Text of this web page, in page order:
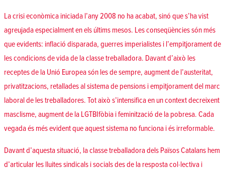
La crisi econòmica iniciada l’any 2008 no ha acabat, sinó que s’ha vist
agreujada especialment en els últims mesos. Les conseqüències són més
que evidents: inflació disparada, guerres imperialistes i l’empitjorament de
les condicions de vida de la classe treballadora. Davant d’això les
receptes de la Unió Europea són les de sempre, augment de l’austeritat,
privatitzacions, retallades al sistema de pensions i empitjorament del marc
laboral de les treballadores. Tot això s’intensifica en un context decreixent
masclisme, augment de la LGTBIfòbia i feminització de la pobresa. Cada
vegada és més evident que aquest sistema no funciona i és irreformable.
Davant d’aquesta situació, la classe treballadora dels Països Catalans hem
d’articular les lluites sindicals i socials des de la resposta col·lectiva i